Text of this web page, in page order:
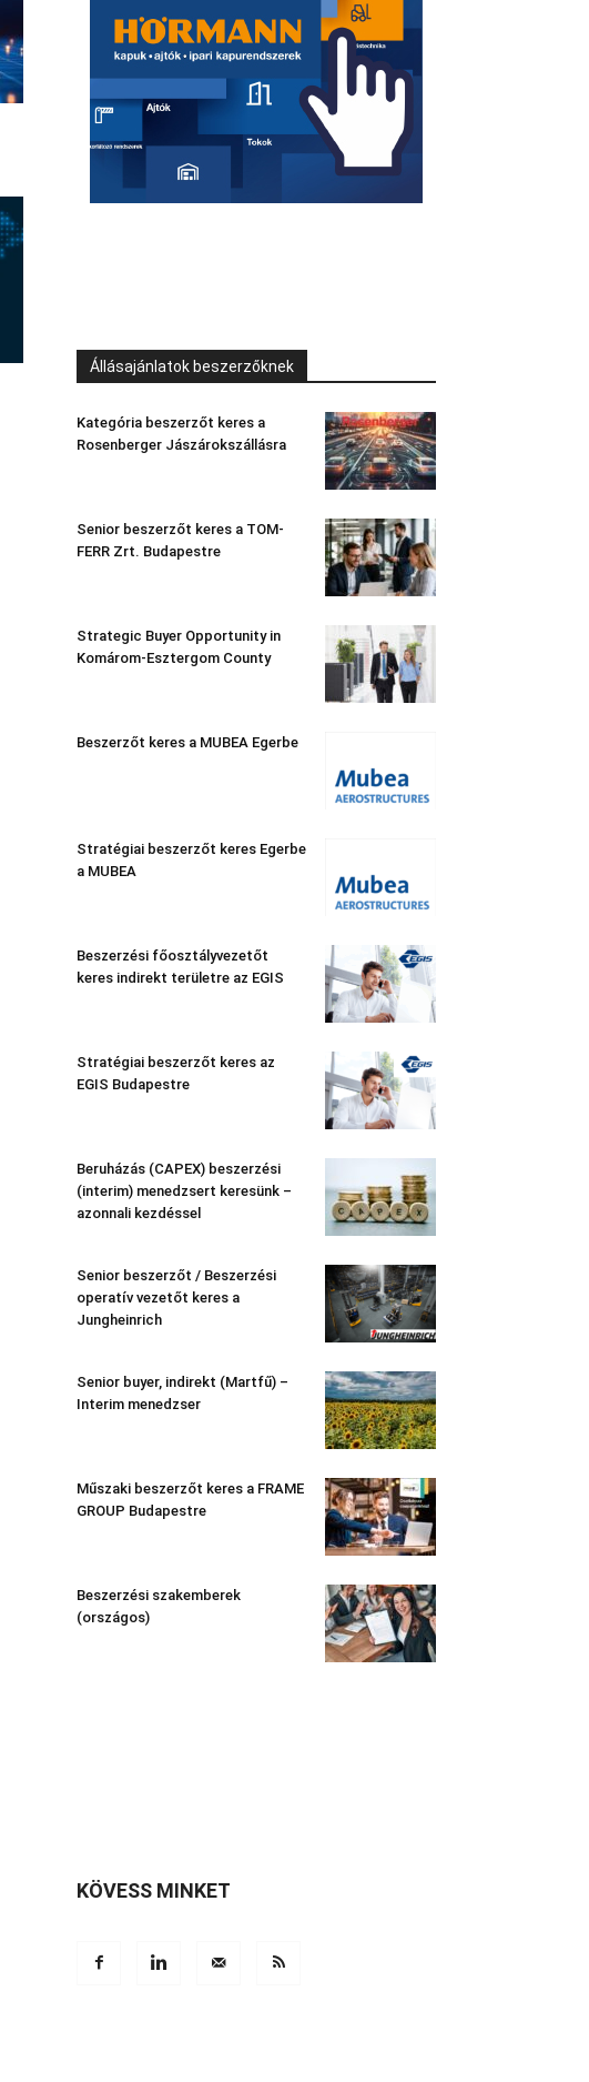
Állásajánlatok beszerzőknek
Kategória beszerzőt keres a
Rosenberger Jászárokszállásra
Senior beszerzőt keres a TOM-
FERR Zrt. Budapestre
Strategic Buyer Opportunity in
Komárom-Esztergom County
Beszerzőt keres a MUBEA Egerbe
Stratégiai beszerzőt keres Egerbe
a MUBEA
Beszerzési főosztályvezetőt
keres indirekt területre az EGIS
Stratégiai beszerzőt keres az
EGIS Budapestre
Beruházás (CAPEX) beszerzési
(interim) menedzsert keresünk –
azonnali kezdéssel
Senior beszerzőt / Beszerzési
operatív vezetőt keres a
Jungheinrich
Senior buyer, indirekt (Martfű) –
Interim menedzser
Műszaki beszerzőt keres a FRAME
GROUP Budapestre
Beszerzési szakemberek
(országos)
KÖVESS MINKET